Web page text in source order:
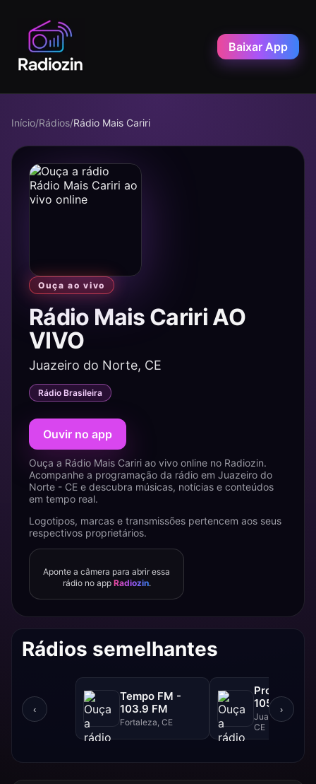
Baixar App
Início/Rádios/Rádio Mais Cariri
Ouça ao vivo
Rádio Mais Cariri AO
VIVO
Juazeiro do Norte, CE
Rádio Brasileira
Ouvir no app
Ouça a Rádio Mais Cariri ao vivo online no Radiozin.
Acompanhe a programação da rádio em Juazeiro do
Norte - CE e descubra músicas, notícias e conteúdos
em tempo real.
Logotipos, marcas e transmissões pertencem aos seus
respectivos proprietários.
Aponte a câmera para abrir essa
rádio no app Radiozin.
Rádios semelhantes
‹
Tempo FM -
103.9 FM
Fortaleza, CE
Progresso
105.1 FM
Juazeiro Do
CE
›